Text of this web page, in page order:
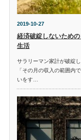
2019-10-27
経済破綻しないため
生活
サラリーマン家計が破綻
「その月の収入の範囲内
いをす…